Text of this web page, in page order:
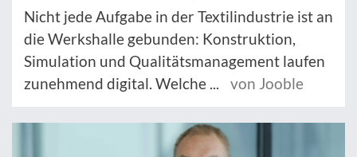
Nicht jede Aufgabe in der Textilindustrie ist an
die Werkshalle gebunden: Konstruktion,
Simulation und Qualitätsmanagement laufen
zunehmend digital. Welche ...
von Jooble